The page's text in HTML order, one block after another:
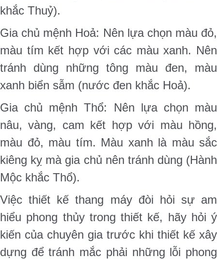
khắc Thuỷ).
Gia chủ mệnh Hoả: Nên lựa chọn màu đỏ,
màu tím kết hợp với các màu xanh. Nên
tránh dùng những tông màu đen, màu
xanh biển sẫm (nước đen khắc Hoả).
Gia chủ mệnh Thổ: Nên lựa chọn màu
nâu, vàng, cam kết hợp với màu hồng,
màu đỏ, màu tím. Màu xanh là màu sắc
kiêng kỵ mà gia chủ nên tránh dùng (Hành
Mộc khắc Thổ).
Việc thiết kế thang máy đòi hỏi sự am
hiểu phong thủy trong thiết kế, hãy hỏi ý
kiến của chuyên gia trước khi thiết kế xây
dựng để tránh mắc phải những lỗi phong